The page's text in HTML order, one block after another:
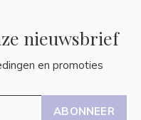
nieuwsbrief
en promoties
ABONNEER